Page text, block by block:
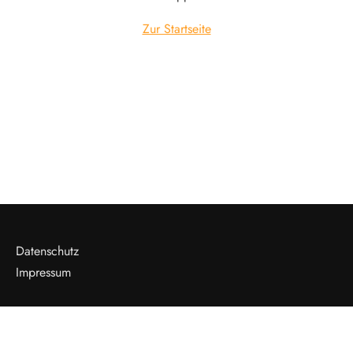
Zur Startseite
Datenschutz
Impressum